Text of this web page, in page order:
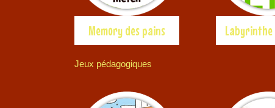
Memory des pains
Jeux pédagogiques